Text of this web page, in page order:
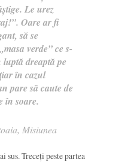
Le urez
Oare ar fi
să se
verde” ce s-
dreaptă pe
în cazul
pare să caute de
în soare.
Misiunea
sus. Treceți peste partea